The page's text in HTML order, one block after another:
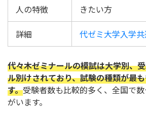
人の特徴
きたい方
詳細 代ゼミ大学入学
代々木ゼミナールの模試は大学別、
ル別けされており、試験の種類が最
す。受験者数も比較的多く、全国で
がいます。